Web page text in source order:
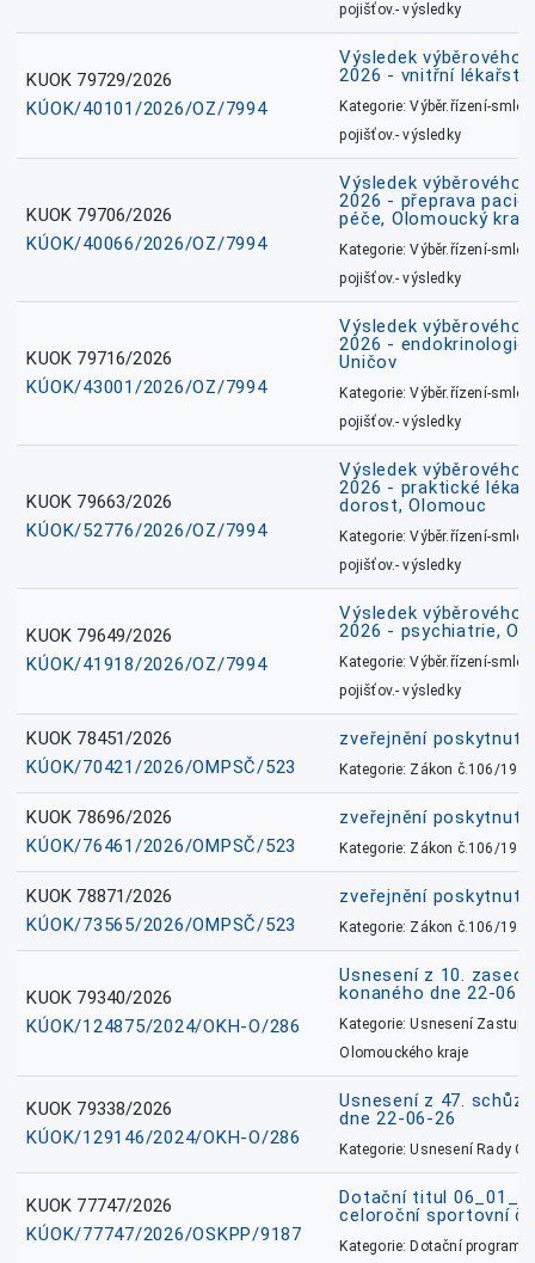
pojišťov.- výsledky
KUOK 79729/2026
KÚOK/40101/2026/OZ/7994
Výsledek výběrového
2026 - vnitřní
Kategorie: Výběr.řízení-
pojišťov.- výsledky
KUOK 79706/2026
KÚOK/40066/2026/OZ/7994
Výsledek výběrového
2026 - přeprava
péče, Olomoucký kraj
Kategorie: Výběr.řízení-
pojišťov.- výsledky
KUOK 79716/2026
KÚOK/43001/2026/OZ/7994
Výsledek výběrového
2026 - endokrinologie
Uničov
Kategorie: Výběr.řízení-
pojišťov.- výsledky
KUOK 79663/2026
KÚOK/52776/2026/OZ/7994
Výsledek výběrového
2026 - praktické
dorost, Olomouc
Kategorie: Výběr.řízení-
pojišťov.- výsledky
KUOK 79649/2026
KÚOK/41918/2026/OZ/7994
Výsledek výběrového
2026 - psychiatrie,
Kategorie: Výběr.řízení-
pojišťov.- výsledky
KUOK 78451/2026
KÚOK/70421/2026/OMPSČ/523
zveřejnění
Kategorie: Zákon č.106/1999
KUOK 78696/2026
KÚOK/76461/2026/OMPSČ/523
zveřejnění
Kategorie: Zákon č.106/1999
KUOK 78871/2026
KÚOK/73565/2026/OMPSČ/523
zveřejnění
Kategorie: Zákon č.106/1999
KUOK 79340/2026
KÚOK/124875/2024/OKH-O/286
Usnesení z 10.
konaného dne 22-06-
Kategorie: Usnesení
Olomouckého kraje
KUOK 79338/2026
KÚOK/129146/2024/OKH-O/286
Usnesení z 47.
dne 22-06-26
Kategorie: Usnesení Rady
KUOK 77747/2026
KÚOK/77747/2026/OSKPP/9187
Dotační titul
celoroční sportovní
Kategorie: Dotační